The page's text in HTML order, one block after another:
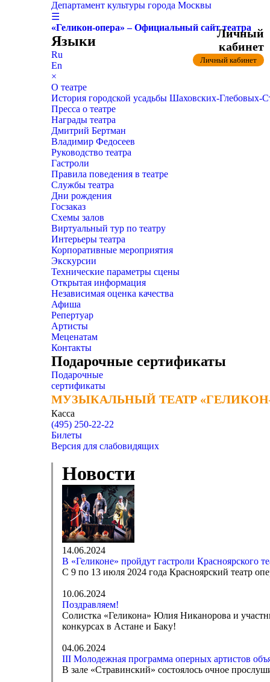
Департамент культуры города Москвы
☰
«Геликон-опера» – Официальный сайт театра
Языки
Ru
En
×
О театре
История городской усадьбы Шаховских-
Пресса о театре
Награды театра
Дмитрий Бертман
Владимир Федосеев
Руководство театра
Гастроли
Правила поведения в театре
Службы театра
Дни рождения
Госзаказ
Схемы залов
Виртуальный тур по театру
Интерьеры театра
Корпоративные мероприятия
Экскурсии
Технические параметры сцены
Открытая информация
Независимая оценка качества
Афиша
Репертуар
Артисты
Меценатам
Контакты
Подарочные сертификаты
Подарочные
сертификаты
МУЗЫКАЛЬНЫЙ ТЕАТР
МУЗЫКАЛЬНЫЙ ТЕАТР
Касса
(495) 250-22-22
Личный
кабинет
Личный кабинет
Билеты
Версия для слабовидящих
Новости
14.06.2024
В «Геликоне» пройдут гастроли Красноярского
С 9 по 13 июля 2024 года Красноярский театр
10.06.2024
Поздравляем!
Солистка «Геликона» Юлия Никанорова и
конкурсах в Астане и Баку!
04.06.2024
III Молодежная программа оперных артистов
В зале «Стравинский» состоялось очное